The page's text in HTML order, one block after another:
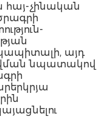
հայ-չինական
այդ
նպատակով